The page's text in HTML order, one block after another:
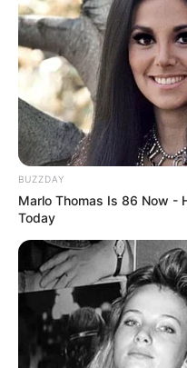
BUZZDAY
Marlo Thomas Is 86 Now -
Today